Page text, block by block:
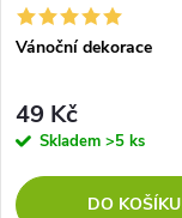
Vánoční dekorace
49 Kč
Skladem >5 ks
DO KOŠÍKU